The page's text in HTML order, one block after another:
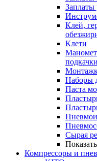
Заплаты
Клей,
Клети
подкачки
Наборы
Паста
Сырая
Компрессоры и